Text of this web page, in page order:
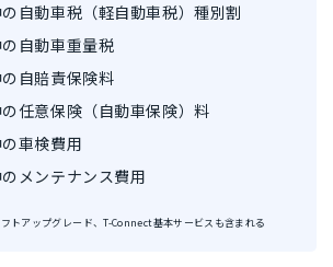
自動車税（軽自動車税）種別割
自動車重量税
自賠責保険料
任意保険（自動車保険）料
車検費用
メンテナンス費用
トアップグレード、T-Connect基本サービスも含まれる